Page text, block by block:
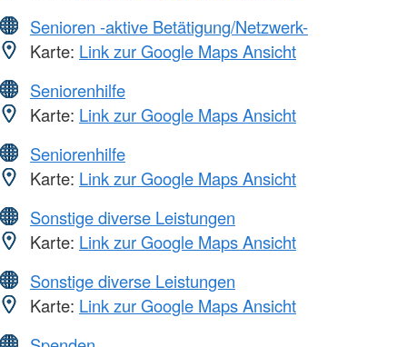
Senioren -aktive Betätigung/Netzwerk-
Karte: Link zur Google Maps Ansicht
Seniorenhilfe
Karte: Link zur Google Maps Ansicht
Seniorenhilfe
Karte: Link zur Google Maps Ansicht
Sonstige diverse Leistungen
Karte: Link zur Google Maps Ansicht
Sonstige diverse Leistungen
Karte: Link zur Google Maps Ansicht